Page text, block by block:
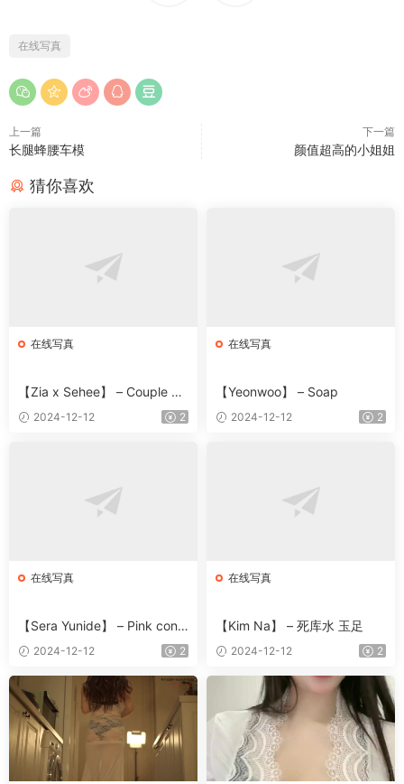
在线写真
上一篇
长腿蜂腰车模
下一篇
颜值超高的小姐姐
猜你喜欢
在线写真
【Zia x Sehee】 – Couple Bu
rma2024-12-12 2
在线写真
【Yeonwoo】 – Soap
2024-12-12 2
在线写真
【Sera Yunide】 – Pink conc
ept2024-12-12 2
在线写真
【Kim Na】 – 死库水 玉足
2024-12-12 2